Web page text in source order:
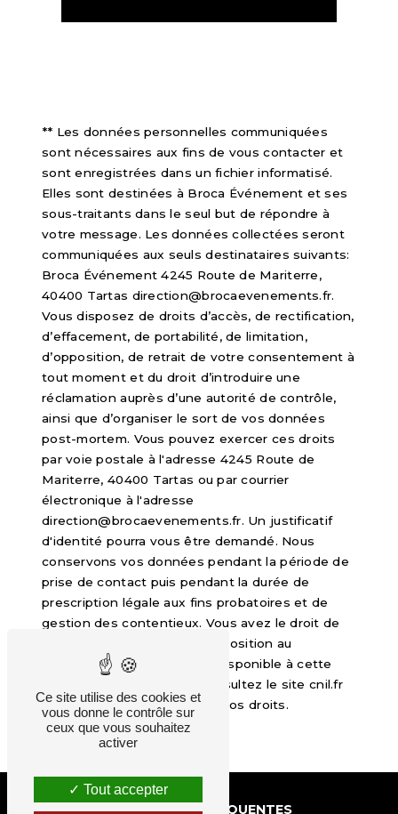
** Les données personnelles communiquées
sont nécessaires aux fins de vous contacter et
sont enregistrées dans un fichier informatisé.
Elles sont destinées à Broca Événement et ses
sous-traitants dans le seul but de répondre à
votre message. Les données collectées seront
communiquées aux seuls destinataires suivants:
Broca Événement 4245 Route de Mariterre,
40400 Tartas direction@brocaevenements.fr.
Vous disposez de droits d’accès, de rectification,
d’effacement, de portabilité, de limitation,
d’opposition, de retrait de votre consentement à
tout moment et du droit d’introduire une
réclamation auprès d’une autorité de contrôle,
ainsi que d’organiser le sort de vos données
post-mortem. Vous pouvez exercer ces droits
par voie postale à l'adresse 4245 Route de
Mariterre, 40400 Tartas ou par courrier
électronique à l'adresse
direction@brocaevenements.fr. Un justificatif
d'identité pourra vous être demandé. Nous
conservons vos données pendant la période de
prise de contact puis pendant la durée de
prescription légale aux fins probatoires et de
gestion des contentieux. Vous avez le droit de
vous inscrire sur la liste d'opposition au
démarchage téléphonique, disponible à cette
. Consultez le site cnil.fr
pour plus d’informations sur vos droits.
RECHERCHES FRÉQUENTES
Ce site utilise des cookies et
vous donne le contrôle sur
ceux que vous souhaitez
activer
Tout accepter